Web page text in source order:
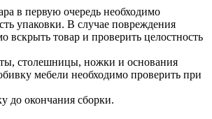
в первую очередь необходимо
упаковки. В случае повреждения
вскрыть товар и проверить целостность
столешницы, ножки и основания
мебели необходимо проверить при
до окончания сборки.